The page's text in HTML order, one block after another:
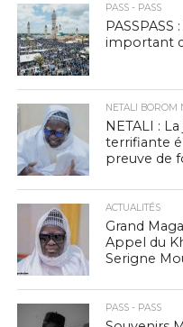
PASS - PASS
PASSPASS
important
NETALI BOROM
NETALI :
terrifiante
preuve de
ACTUALITÉS
Grand
Appel du
Serigne
PASS - PASS